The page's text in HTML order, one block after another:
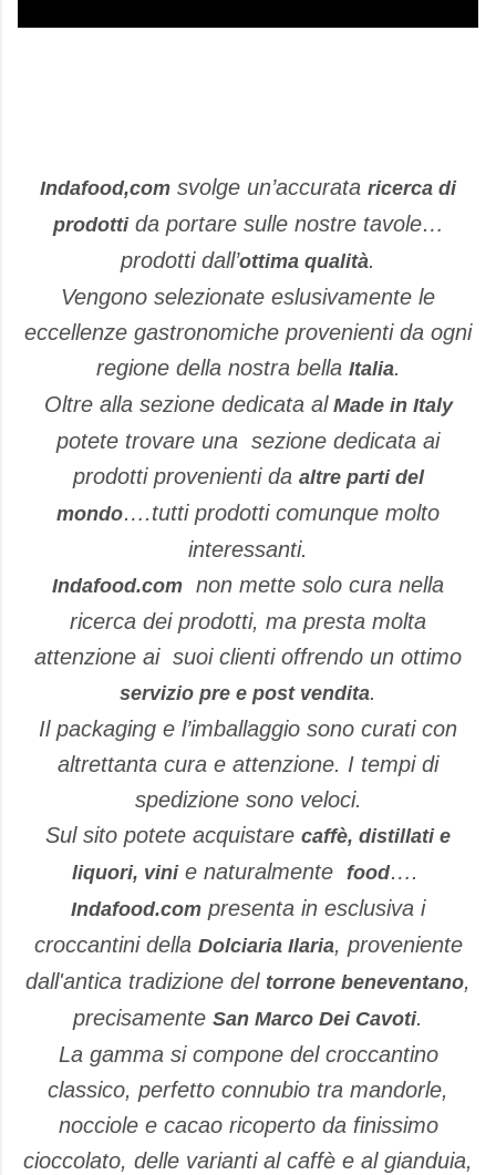
Indafood,com svolge un’accurata ricerca di
prodottida portare sulle nostre tavole…
prodotti dall’ottima qualità.
Vengono selezionate eslusivamente le
eccellenze gastronomiche provenienti da ogni
regione della nostra bella Italia.
Oltre alla sezione dedicata alMade in Italy
potete trovare una sezione dedicata ai
prodotti provenienti da altre parti del
mondo….tutti prodotti comunque molto
interessanti.
Indafood.com non mette solo cura nella
ricerca dei prodotti, ma presta molta
attenzione ai suoi clienti offrendo un ottimo
servizio pre e post vendita.
Il packaging e l’imballaggio sono curati con
altrettanta cura e attenzione. I tempi di
spedizione sono veloci.
Sul sito potete acquistare caffè, distillati e
liquori, vinie naturalmente food….
Indafood.com presenta in esclusiva i
croccantini della Dolciaria Ilaria, proveniente
dall'antica tradizione del torrone beneventano,
precisamente San Marco Dei Cavoti.
La gamma si compone del croccantino
classico, perfetto connubio tra mandorle,
nocciole e cacao ricoperto da finissimo
cioccolato, delle varianti al caffè e al gianduia,